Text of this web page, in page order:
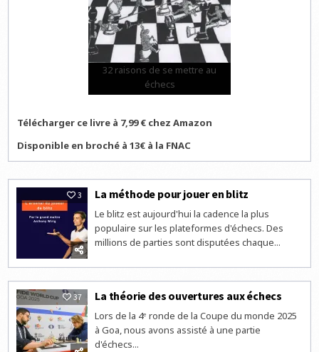
32 raisons de se mettre au
échecs
Télécharger ce livre à 7,99 € chez Amazon
Disponible en broché à 13€ à la FNAC
3 La méthode pour jouer en blitz
Le blitz est aujourd'hui la cadence la plus
populaire sur les plateformes d'échecs. Des
millions de parties sont disputées chaque...
37 La théorie des ouvertures aux échecs
Lors de la 4ᵉ ronde de la Coupe du monde 2025
à Goa, nous avons assisté à une partie
d'échecs...